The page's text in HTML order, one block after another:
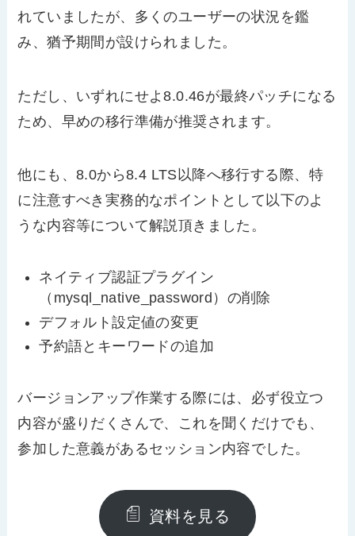
れていましたが、多くのユーザーの状況を鑑
み、猶予期間が設けられました。
ただし、いずれにせよ8.0.46が最終パッチになる
ため、早めの移行準備が推奨されます。
他にも、8.0から8.4 LTS 以降へ移行する際、特
に注意すべき実務的なポイントとして以下のよ
うな内容等について解説頂きました。
ネイティブ認証プラグイン
（ mysql_native_password ）の削除
デフォルト設定値の変更
予約語とキーワードの追加
バージョンアップ作業する際には、必ず役立つ
内容が盛りだくさんで、これを聞くだけでも、
参加した意義があるセッション内容でした。
資料を見る